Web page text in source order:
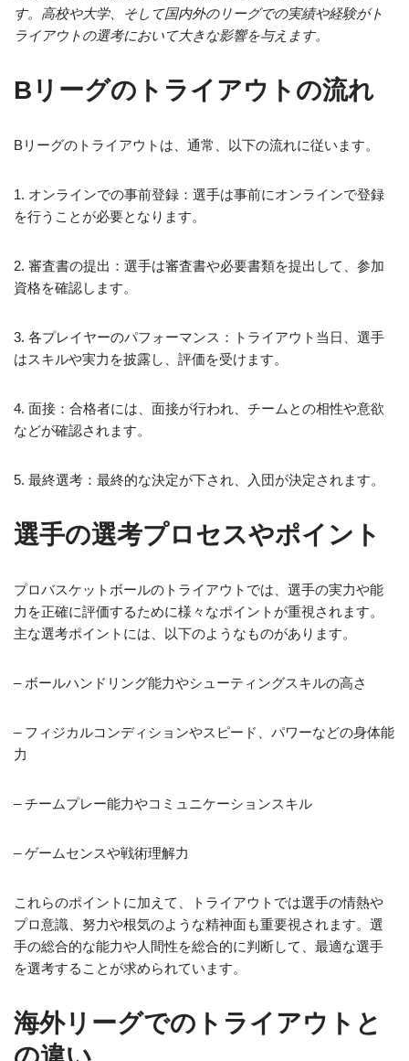
す。高校や大学、そして国内外のリーグでの実績や経験がト
ライアウトの選考において大きな影響を与えます。
Bリーグのトライアウトの流れ
Bリーグのトライアウトは、通常、以下の流れに従います。
1. オンラインでの事前登録：選手は事前にオンラインで登録
を行うことが必要となります。
2. 審査書の提出：選手は審査書や必要書類を提出して、参加
資格を確認します。
3. 各プレイヤーのパフォーマンス：トライアウト当日、選手
はスキルや実力を披露し、評価を受けます。
4. 面接：合格者には、面接が行われ、チームとの相性や意欲
などが確認されます。
5. 最終選考：最終的な決定が下され、入団が決定されます。
選手の選考プロセスやポイント
プロバスケットボールのトライアウトでは、選手の実力や能
力を正確に評価するために様々なポイントが重視されます。
主な選考ポイントには、以下のようなものがあります。
– ボールハンドリング能力やシューティングスキルの高さ
– フィジカルコンディションやスピード、パワーなどの身体能
力
– チームプレー能力やコミュニケーションスキル
– ゲームセンスや戦術理解力
これらのポイントに加えて、トライアウトでは選手の情熱や
プロ意識、努力や根気のような精神面も重要視されます。選
手の総合的な能力や人間性を総合的に判断して、最適な選手
を選考することが求められています。
海外リーグでのトライアウトと